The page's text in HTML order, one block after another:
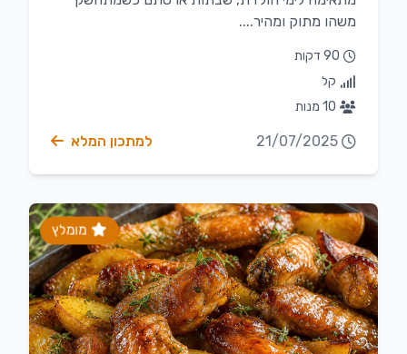
משהו מתוק ומהיר....
90 דקות
קל
10 מנות
21/07/2025 למתכון המלא
מומלץ